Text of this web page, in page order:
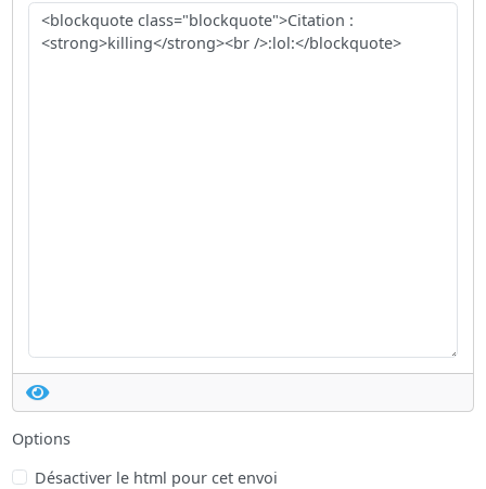
Options
Désactiver le html pour cet envoi